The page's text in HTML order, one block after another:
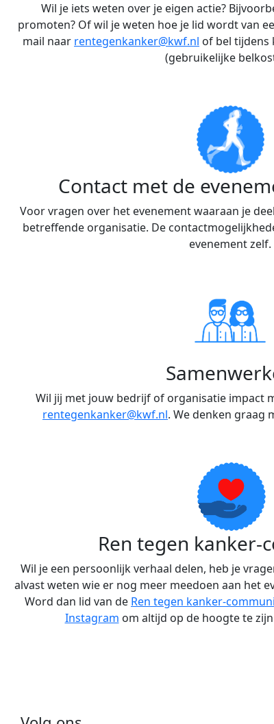
Wil je iets weten over je eigen actie?
promoten? Of wil je weten hoe je lid wordt van
mail naar rentegenkanker@kwf.nl of bel tijdens
(gebruikelijke
Contact met de
Voor vragen over het evenement waaraan je
betreffende organisatie. De
evenement zelf.
Wil jij met jouw bedrijf of organisatie impact
rentegenkanker@kwf.nl. We denken graag
Ren tegen kanker-
Wil je een persoonlijk verhaal delen, heb je
alvast weten wie er nog meer meedoen aan het
Word dan lid van de Ren tegen kanker-
Instagram om altijd op de hoogte te